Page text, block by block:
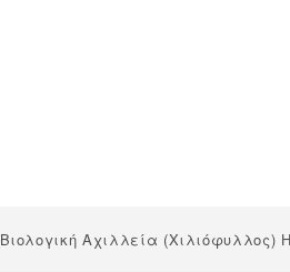
Βιολογική Αχιλλεία (Χιλιόφυλλος)